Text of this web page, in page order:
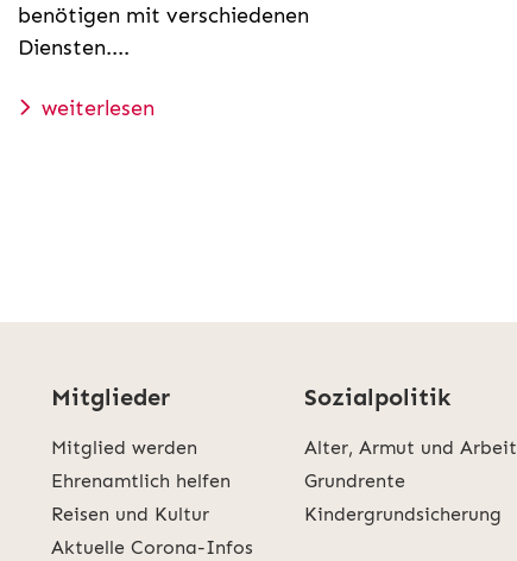
benötigen mit verschiedenen
Diensten....
weiterlesen
Mitglieder
Mitglied werden
Ehrenamtlich helfen
Reisen und Kultur
Aktuelle Corona-Infos
Sozialpolitik
Alter, Armut und Arbeit
Grundrente
Kindergrundsicherung